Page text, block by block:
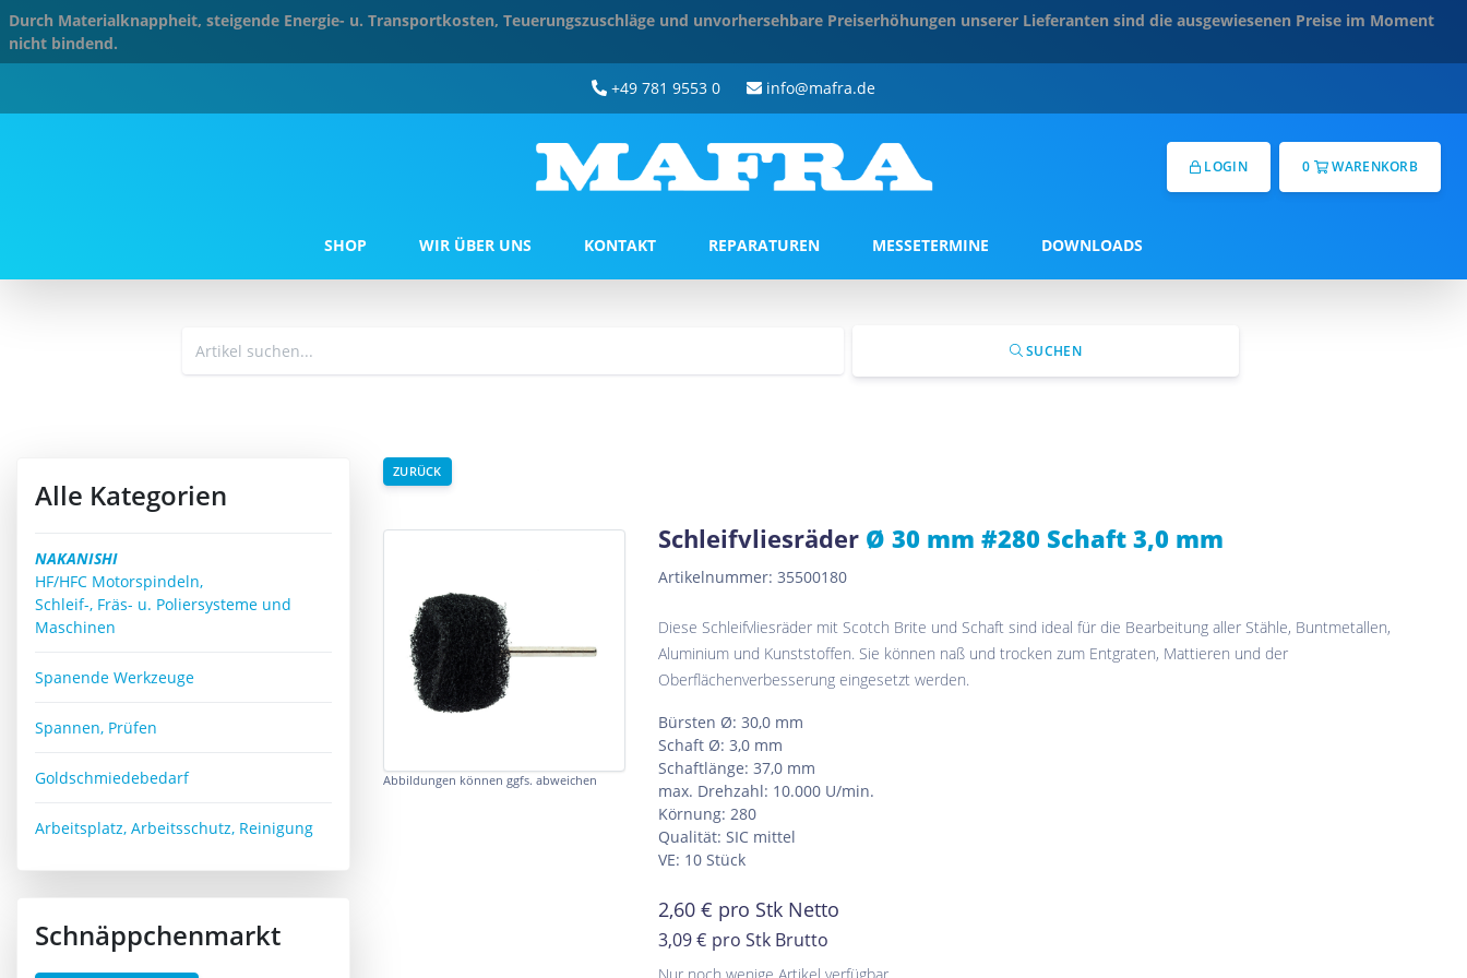
Durch Materialknappheit, steigende Energie- u. Transportkosten, Teuerungszuschläge und unvorhersehbare Preiserhöhungen unserer Lieferanten sind die ausgewiesenen Preise im Moment
nicht bindend.
+49 781 9553 0 info@mafra.de
LOGIN 0 WARENKORB
SHOP WIR ÜBER UNS KONTAKT REPARATUREN MESSETERMINE DOWNLOADS
SUCHEN
Alle Kategorien
NAKANISHI
HF/HFC Motorspindeln,
Schleif-, Fräs- u. Poliersysteme und
Maschinen
Spanende Werkzeuge
Spannen, Prüfen
Goldschmiedebedarf
Arbeitsplatz, Arbeitsschutz, Reinigung
Schnäppchenmarkt
ZURÜCK
Abbildungen können ggfs. abweichen
Schleifvliesräder Ø 30 mm #280 Schaft 3,0 mm
Artikelnummer: 35500180
Diese Schleifvliesräder mit Scotch Brite und Schaft sind ideal für die Bearbeitung aller Stähle, Buntmetallen,
Aluminium und Kunststoffen. Sie können naß und trocken zum Entgraten, Mattieren und der
Oberflächenverbesserung eingesetzt werden.
Bürsten Ø: 30,0 mm
Schaft Ø: 3,0 mm
Schaftlänge: 37,0 mm
max. Drehzahl: 10.000 U/min.
Körnung: 280
Qualität: SIC mittel
VE: 10 Stück
2,60 € pro Stk Netto
3,09 € pro Stk Brutto